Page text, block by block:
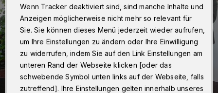
Wenn Tracker deaktiviert sind, sind manche Inhalte und
Anzeigen möglicherweise nicht mehr so relevant für
Sie. Sie können dieses Menü jederzeit wieder aufrufen,
um Ihre Einstellungen zu ändern oder Ihre Einwilligung
zu widerrufen, indem Sie auf den Link Einstellungen am
unteren Rand der Webseite klicken [oder das
schwebende Symbol unten links auf der Webseite, falls
zutreffend]. Ihre Einstellungen gelten innerhalb unseres